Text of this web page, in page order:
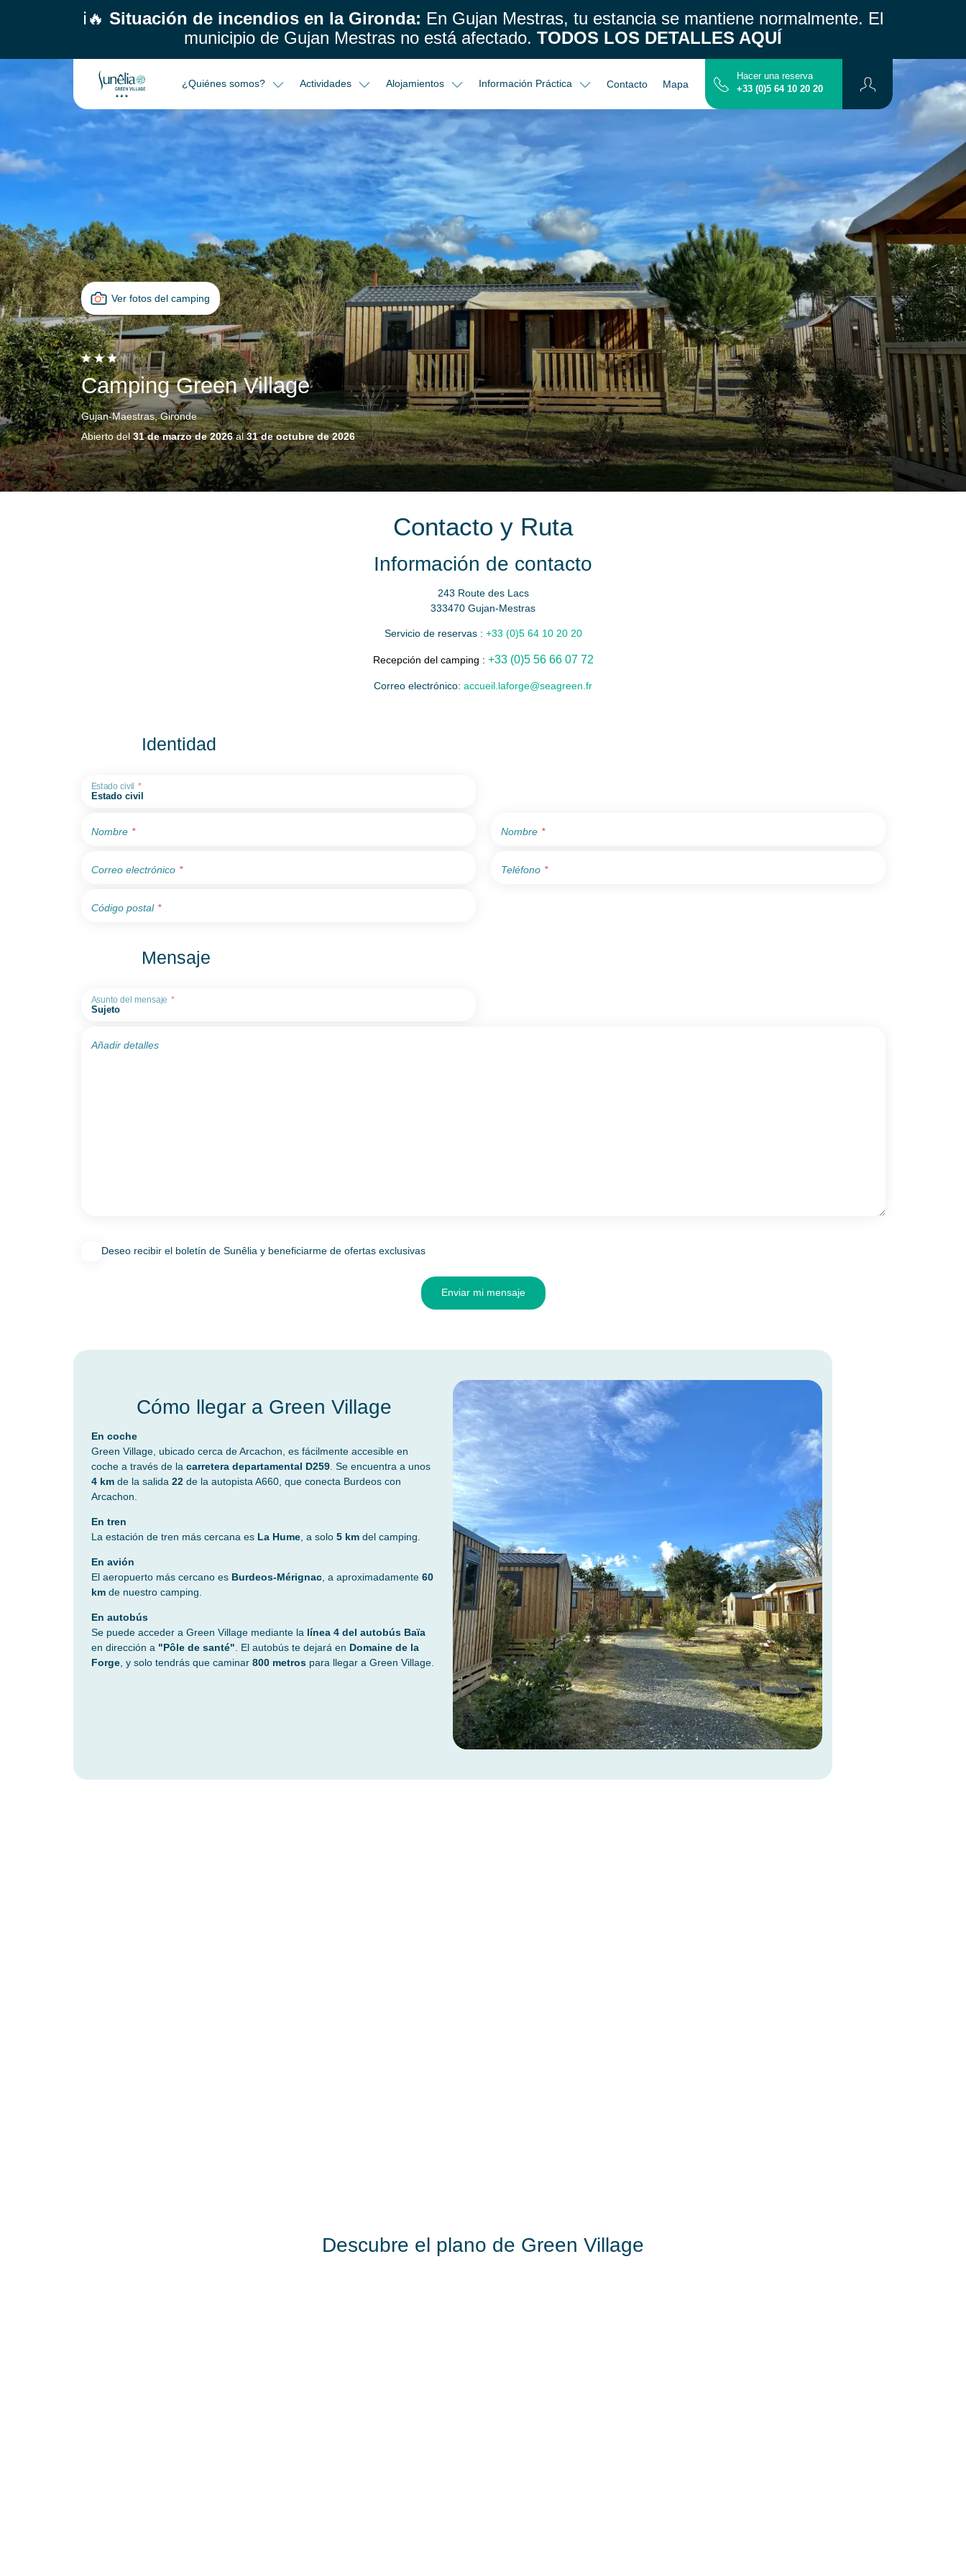
ℹ️🔥 Situación de incendios en la Gironda: En Gujan Mestras, tu estancia se mantiene normalmente. El
municipio de Gujan Mestras no está afectado. TODOS LOS DETALLES AQUÍ
¿Quiénes somos? Actividades Alojamientos Información Práctica Contacto Mapa
Hacer una reserva
+33 (0)5 64 10 20 20
Ver fotos del camping
Camping Green Village
Gujan-Maestras, Gironde
Abierto del31 de marzo de 2026al31 de octubre de 2026
Contacto y Ruta
Información de contacto
243 Route des Lacs
333470 Gujan-Mestras
Servicio de reservas : +33 (0)5 64 10 20 20
Recepción del camping : +33 (0)5 56 66 07 72
Correo electrónico: accueil.laforge@seagreen.fr
Identidad
Estado civil
Nombre Nombre
Correo electrónico Teléfono
Código postal
Mensaje
Asunto del mensaje
Añadir detalles
Deseo recibir el boletín de Sunêlia y beneficiarme de ofertas exclusivas
Enviar mi mensaje
Cómo llegar a Green Village
En coche
Green Village, ubicado cerca de Arcachon, es fácilmente accesible en
coche a través de la carretera departamental D259. Se encuentra a unos
4 kmde la salida 22de la autopista A660, que conecta Burdeos con
Arcachon.
En tren
La estación de tren más cercana es La Hume, a solo 5 kmdel camping.
En avión
El aeropuerto más cercano es Burdeos-Mérignac, a aproximadamente 60
kmde nuestro camping.
En autobús
Se puede acceder a Green Village mediante la línea 4 del autobús Baïa
en dirección a "Pôle de santé" . El autobús te dejará en Domaine de la
Forge, y solo tendrás que caminar 800 metrospara llegar a Green Village.
Descubre el plano de Green Village